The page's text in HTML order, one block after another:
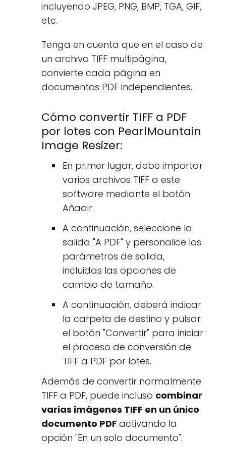
incluyendo JPEG, PNG, BMP, TGA, GIF,
etc.
Tenga en cuenta que en el caso de
un archivo TIFF multipágina,
convierte cada página en
documentos PDF independientes.
Cómo convertir TIFF a PDF
por lotes con PearlMountain
Image Resizer:
En primer lugar, debe importar
varios archivos TIFF a este
software mediante el botón
Añadir.
A continuación, seleccione la
salida "A PDF" y personalice los
parámetros de salida,
incluidas las opciones de
cambio de tamaño.
A continuación, deberá indicar
la carpeta de destino y pulsar
el botón "Convertir" para iniciar
el proceso de conversión de
TIFF a PDF por lotes.
Además de convertir normalmente
TIFF a PDF, puede incluso combinar
varias imágenes TIFF en un único
documento PDF activando la
opción "En un solo documento".